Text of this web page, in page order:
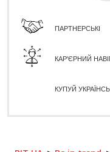
ПАРТНЕРСЬКІ
КАР'ЄРНИЙ
КУПУЙ